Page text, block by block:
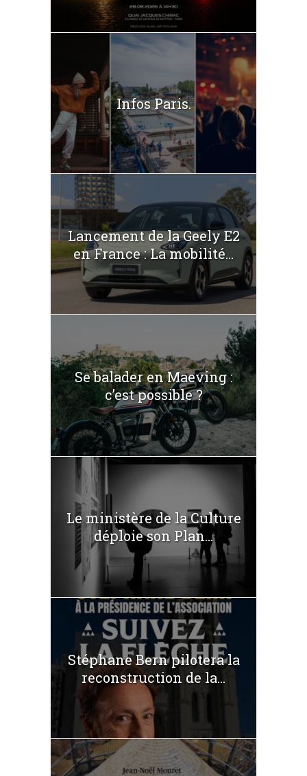
Infos Paris.
Lancement de la Geely E2
en France : La mobilité...
Se balader en Maeving :
c’est possible ?
Le ministère de la Culture
déploie son Plan...
Stéphane Bern pilotera la
reconstruction de la...